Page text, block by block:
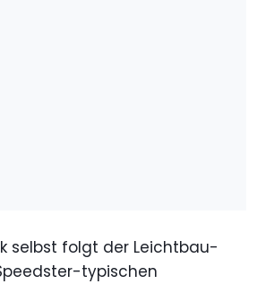
selbst folgt der Leichtbau-
typischen